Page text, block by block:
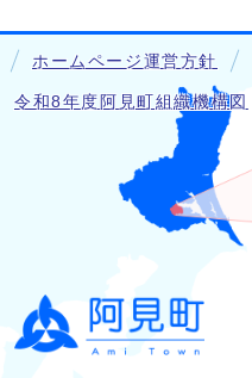
ホームページ運営方針
令和8年度阿見町組織機構図